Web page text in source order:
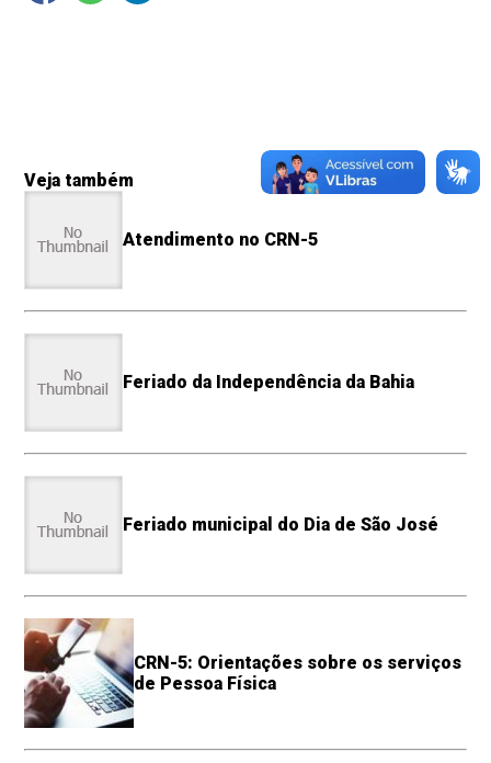
Veja também
Atendimento no CRN-5
Feriado da Independência da Bahia
Feriado municipal do Dia de São José
CRN-5: Orientações sobre os serviços
de Pessoa Física